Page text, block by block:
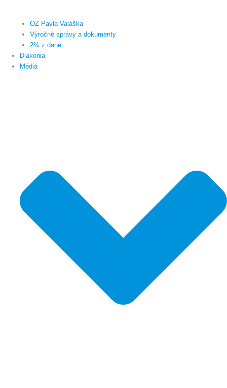
OZ Pavla Valáška
Výročné správy a dokumenty
2% z dane
Diakonia
Médiá